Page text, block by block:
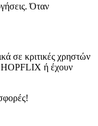
Όταν
σε κριτικές χρηστών
ή έχουν